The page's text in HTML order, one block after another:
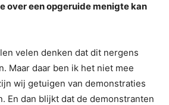
over een opgeruide menigte kan
velen denken dat dit nergens
Maar daar ben ik het niet mee
wij getuigen van demonstraties
En dan blijkt dat de demonstranten